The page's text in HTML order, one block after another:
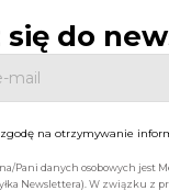
się do
na otrzymywanie
Pani danych osobowych jest
Newslettera). W związku z